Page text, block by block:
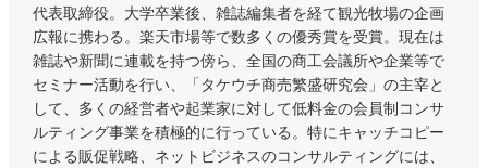
代表取締役。大学卒業後、雑誌編集者を経て観光牧場の企画
広報に携わる。楽天市場等で数多くの優秀賞を受賞。現在は
雑誌や新聞に連載を持つ傍ら、全国の商工会議所や企業等で
セミナー活動を行い、「タケウチ商売繁盛研究会」の主宰と
して、多くの経営者や起業家に対して低料金の会員制コンサ
ルティング事業を積極的に行っている。特にキャッチコピー
による販促戦略、ネットビジネスのコンサルティングには、